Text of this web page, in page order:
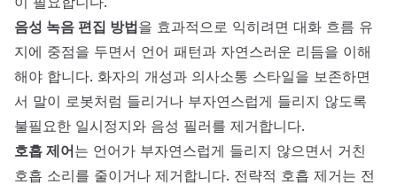
음성 녹음 편집 방법을 효과적으로 익히려면 대화 흐름 유
지에 중점을 두면서 언어 패턴과 자연스러운 리듬을 이해
해야 합니다. 화자의 개성과 의사소통 스타일을 보존하면
서 말이 로봇처럼 들리거나 부자연스럽게 들리지 않도록
불필요한 일시정지와 음성 필러를 제거합니다.
호흡 제어는 언어가 부자연스럽게 들리지 않으면서 거친
호흡 소리를 줄이거나 제거합니다. 전략적 호흡 제거는 전